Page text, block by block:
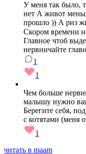
У меня так было,
нет А живот
прошло )) А риз
Скором времени
Главное чтоб
нервничайте
1
1
Чем больше
малышу нужно
Берегите себя,
с котятами (меня
1
читать в maam